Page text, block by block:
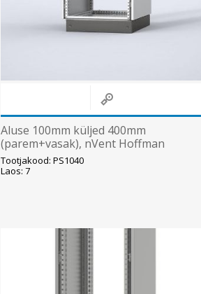
Aluse 100mm küljed 400mm
(parem+vasak), nVent Hoffman
Tootjakood: PS1040
Laos: 7